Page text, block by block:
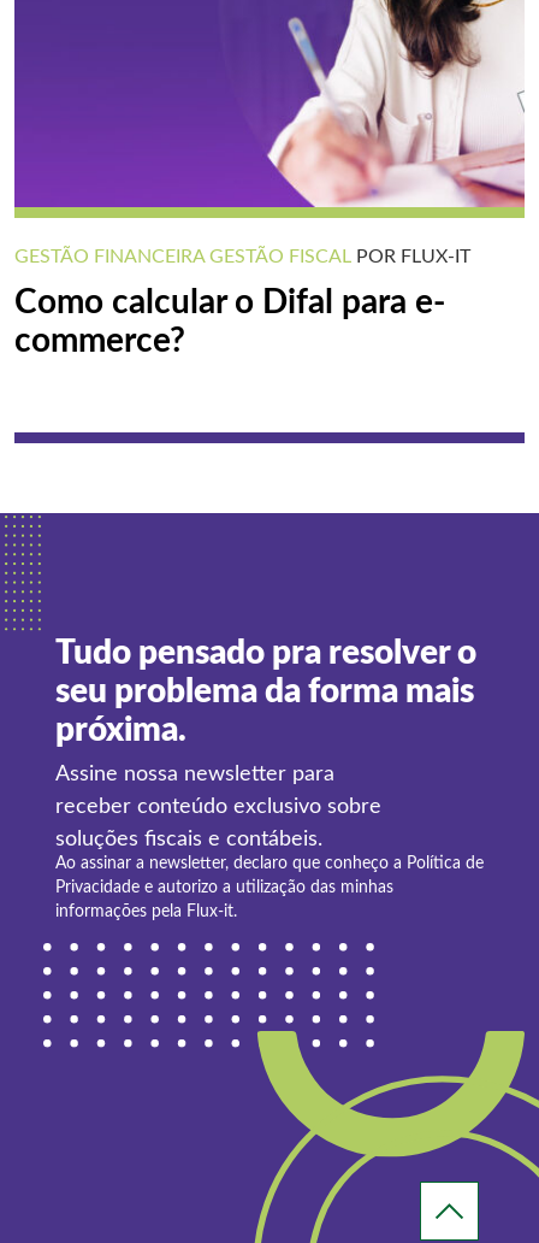
GESTÃO FINANCEIRAGESTÃO FISCAL POR FLUX-IT
Como calcular o Difal para e-
commerce?
Tudo pensado pra resolver o
seu problema da forma mais
próxima.
Assine nossa newsletter para
receber conteúdo exclusivo sobre
soluções fiscais e contábeis.
Ao assinar a newsletter, declaro que conheço a Política de
Privacidade e autorizo a utilização das minhas
informações pela Flux-it.